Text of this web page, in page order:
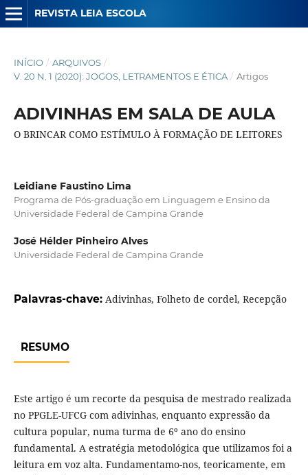
REVISTA LEIA ESCOLA
INÍCIO / ARQUIVOS /
V. 20 N. 1 (2020): JOGOS, LETRAMENTOS E ÉTICA / Artigos
ADIVINHAS EM SALA DE AULA
O BRINCAR COMO ESTÍMULO À FORMAÇÃO DE LEITORES
Leidiane Faustino Lima
Programa de Pós-graduação em Linguagem e Ensino da
Universidade Federal de Campina Grande
José Hélder Pinheiro Alves
Universidade Federal de Campina Grande
Palavras-chave: Adivinhas, Folheto de cordel, Recepção
RESUMO
Este artigo é um recorte da pesquisa de mestrado realizada
no PPGLE-UFCG com adivinhas, enquanto expressão da
cultura popular, numa turma de 6º ano do ensino
fundamental. A estratégia metodológica que utilizamos foi a
leitura em voz alta. Fundamentamo-nos, teoricamente, em